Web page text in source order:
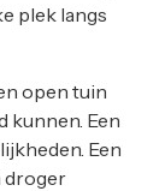
plek langs
open tuin
kunnen. Een
Een
droger